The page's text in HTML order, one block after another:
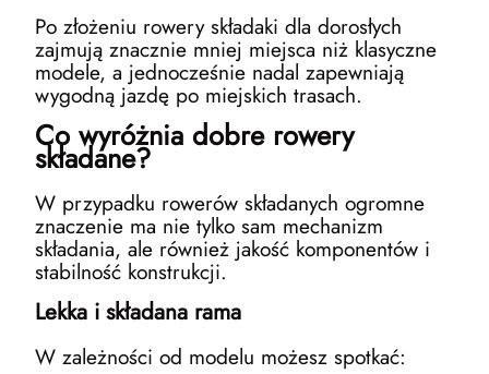
Po złożeniu rowery składaki dla dorosłych
zajmują znacznie mniej miejsca niż klasyczne
modele, a jednocześnie nadal zapewniają
wygodną jazdę po miejskich trasach.
Co wyróżnia dobre rowery
składane?
W przypadku rowerów składanych ogromne
znaczenie ma nie tylko sam mechanizm
składania, ale również jakość komponentów i
stabilność konstrukcji.
Lekka i składana rama
W zależności od modelu możesz spotkać: